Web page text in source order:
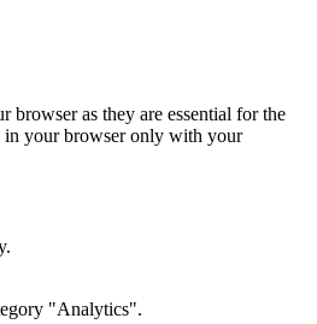
browser as they are essential for the
in your browser only with your
"Analytics".